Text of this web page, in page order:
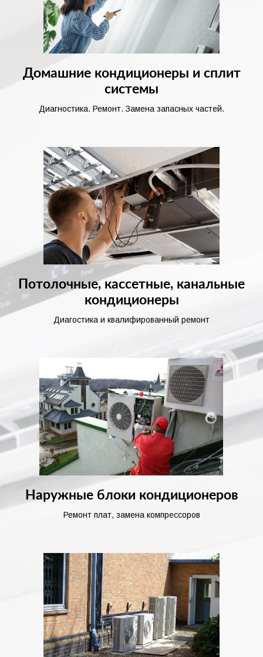
Домашние кондиционеры и сплит
системы
Диагностика. Ремонт. Замена запасных частей.
Потолочные, кассетные, канальные
кондиционеры
Диагостика и квалифированный ремонт
Наружные блоки кондиционеров
Ремонт плат, замена компрессоров